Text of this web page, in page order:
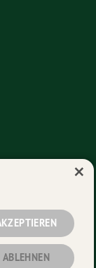
ABLEHNEN
×